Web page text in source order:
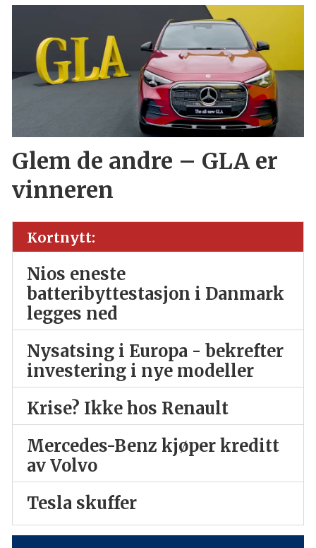
Glem de andre – GLA er
vinneren
Kortnytt:
Nios eneste
batteribyttestasjon i Danmark
legges ned
Nysatsing i Europa - bekrefter
investering i nye modeller
Krise? Ikke hos Renault
Mercedes-Benz kjøper kreditt
av Volvo
Tesla skuffer